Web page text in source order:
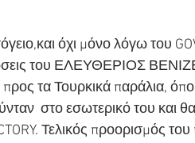
όχι μόνο λόγω του
του ΕΛΕΥΘΕΡΙΟΣ
προς τα Τουρκικά παράλια,
στο εσωτερικό του και θα
Τελικός προορισμός του